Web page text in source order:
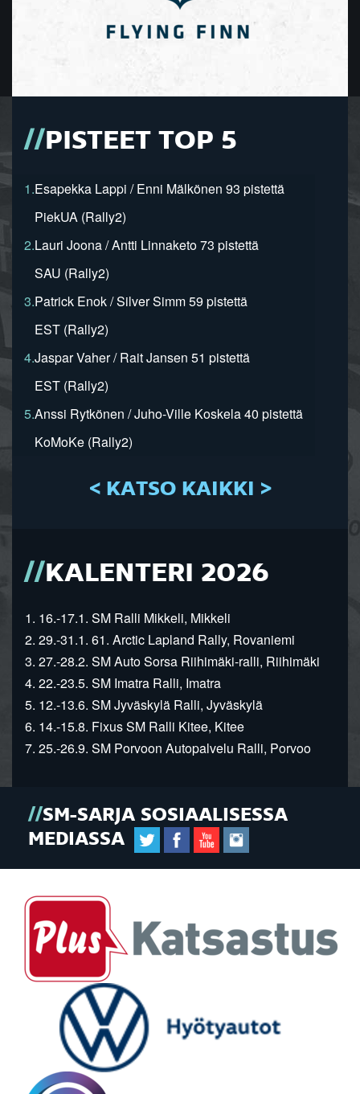
PISTEET TOP 5
1.Esapekka Lappi / Enni Mälkönen 93 pistettä
PiekUA (Rally2)
2.Lauri Joona / Antti Linnaketo 73 pistettä
SAU (Rally2)
3.Patrick Enok / Silver Simm 59 pistettä
EST (Rally2)
4.Jaspar Vaher / Rait Jansen 51 pistettä
EST (Rally2)
5.Anssi Rytkönen / Juho-Ville Koskela 40 pistettä
KoMoKe (Rally2)
< KATSO KAIKKI >
KALENTERI 2026
1. 16.-17.1. SM Ralli Mikkeli, Mikkeli
2. 29.-31.1. 61. Arctic Lapland Rally, Rovaniemi
3. 27.-28.2. SM Auto Sorsa Riihimäki-ralli, Riihimäki
4. 22.-23.5. SM Imatra Ralli, Imatra
5. 12.-13.6. SM Jyväskylä Ralli, Jyväskylä
6. 14.-15.8. Fixus SM Ralli Kitee, Kitee
7. 25.-26.9. SM Porvoon Autopalvelu Ralli, Porvoo
SM-SARJA SOSIAALISESSA
MEDIASSA